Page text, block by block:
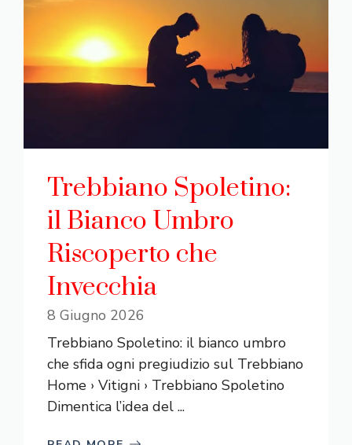
Trebbiano Spoletino:
il Bianco Umbro
Riscoperto che
Invecchia
8 Giugno 2026
Trebbiano Spoletino: il bianco umbro
che sfida ogni pregiudizio sul Trebbiano
Home › Vitigni › Trebbiano Spoletino
Dimentica l’idea del ...